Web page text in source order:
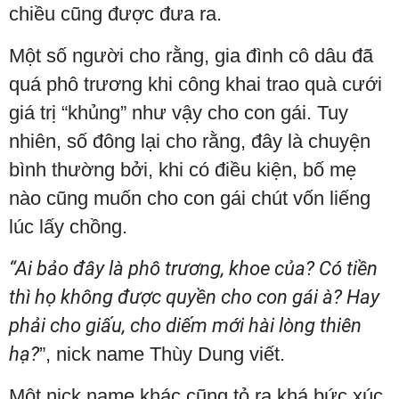
chiều cũng được đưa ra.
Một số người cho rằng, gia đình cô dâu đã
quá phô trương khi công khai trao quà cưới
giá trị “khủng” như vậy cho con gái. Tuy
nhiên, số đông lại cho rằng, đây là chuyện
bình thường bởi, khi có điều kiện, bố mẹ
nào cũng muốn cho con gái chút vốn liếng
lúc lấy chồng.
“Ai bảo đây là phô trương, khoe của? Có tiền
thì họ không được quyền cho con gái à? Hay
phải cho giấu, cho diếm mới hài lòng thiên
hạ?”, nick name Thùy Dung viết.